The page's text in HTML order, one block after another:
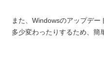
また、Windowsのアップデ
多少変わったりするため、簡